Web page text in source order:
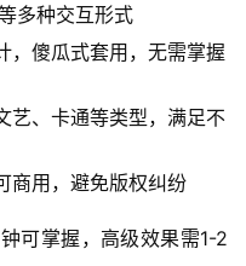
多种交互形式
，傻瓜式套用，无需掌握
艺、卡通等类型，满足不
商用，避免版权纠纷
可掌握，高级效果需1-2